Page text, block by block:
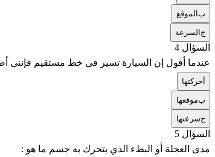
ب الموقع
ج السرعة
السؤال 4
عندما أقول إن السيارة تسير في خط مستقيم فإنني
أحركتها
بموقعها
جسرعتها
السؤال 5
مدى العجلة أو البطء الذي يتحرك به جسم ما هو :